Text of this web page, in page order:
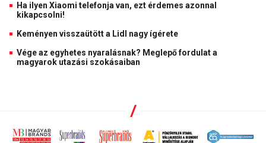
Ha ilyen Xiaomi telefonja van, ezt érdemes azonnal
kikapcsolni!
Keményen visszaütött a Lidl nagy ígérete
Vége az egyhetes nyaralásnak? Meglepő fordulat a
magyarok utazási szokásaiban